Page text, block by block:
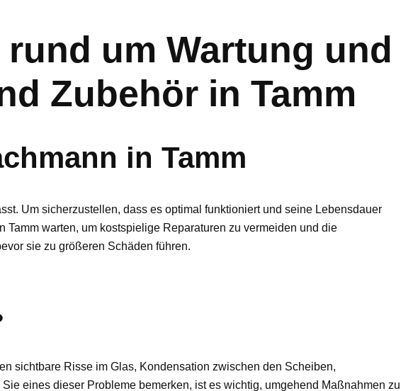
um Wartung und
Zubehör in Tamm
in Tamm
Um sicherzustellen, dass es optimal funktioniert und seine Lebensdauer
warten, um kostspielige Reparaturen zu vermeiden und die
sie zu größeren Schäden führen.
sichtbare Risse im Glas, Kondensation zwischen den Scheiben,
eines dieser Probleme bemerken, ist es wichtig, umgehend Maßnahmen zu